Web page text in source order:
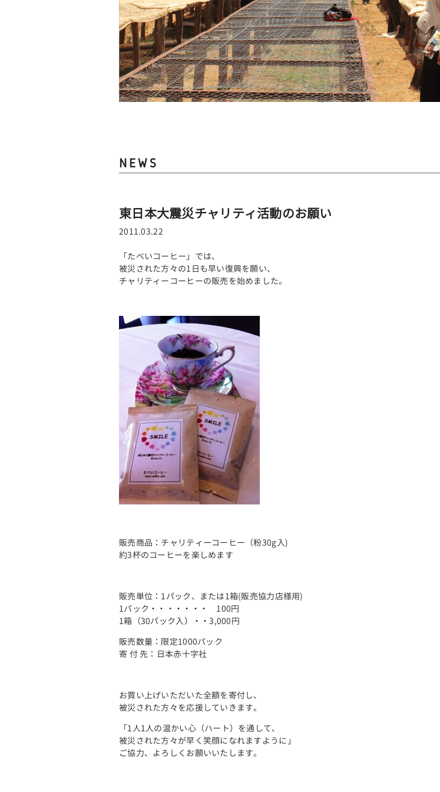
NEWS
東日本大震災チャリティ活動のお願い
2011.03.22
「たべいコーヒー」では、
被災された方々の1日も早い復興を願い、
チャリティーコーヒーの販売を始めました。
販売商品：チャリティーコーヒー（粉30g入)
約3杯のコーヒーを楽しめます
販売単位：1パック、または1箱(販売協力店様用)
1パック・・・・・・・ 100円
1箱（30パック入）・・3,000円
販売数量：限定1000パック
寄 付 先：日本赤十字社
お買い上げいただいた全額を寄付し、
被災された方々を応援していきます。
「1人1人の温かい心（ハート）を通して、
被災された方々が早く笑顔になれますように」
ご協力、よろしくお願いいたします。